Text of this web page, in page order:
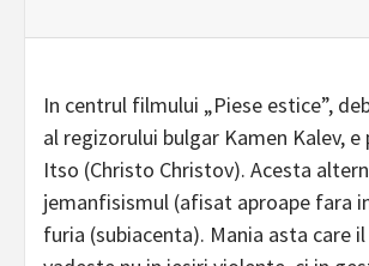
In centrul filmului „Piese estice”,
al regizorului bulgar Kamen Kalev, e
Itso (Christo Christov). Acesta
jemanfisismul (afisat aproape fara
furia (subiacenta). Mania asta care